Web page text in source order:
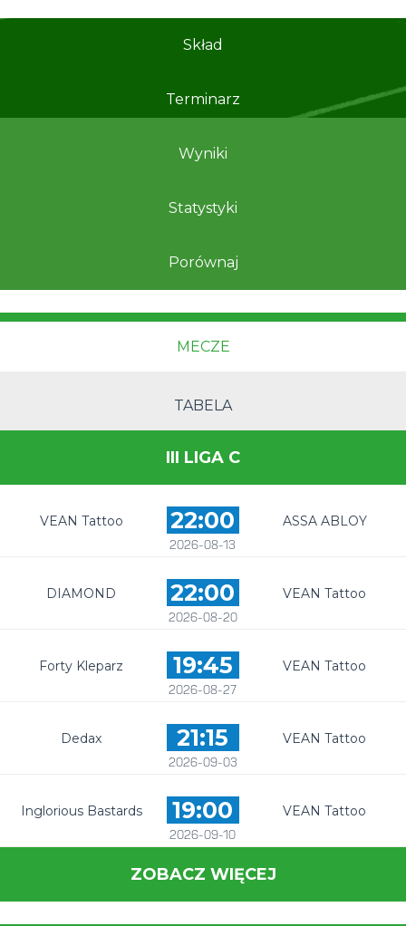
Skład
Terminarz
Wyniki
Statystyki
Porównaj
MECZE
TABELA
III LIGA C
VEAN Tattoo 22:00
2026-08-13
ASSA ABLOY
DIAMOND 22:00
2026-08-20
VEAN Tattoo
Forty Kleparz 19:45
2026-08-27
VEAN Tattoo
Dedax 21:15
2026-09-03
VEAN Tattoo
Inglorious Bastards 19:00
2026-09-10
VEAN Tattoo
ZOBACZ WIĘCEJ